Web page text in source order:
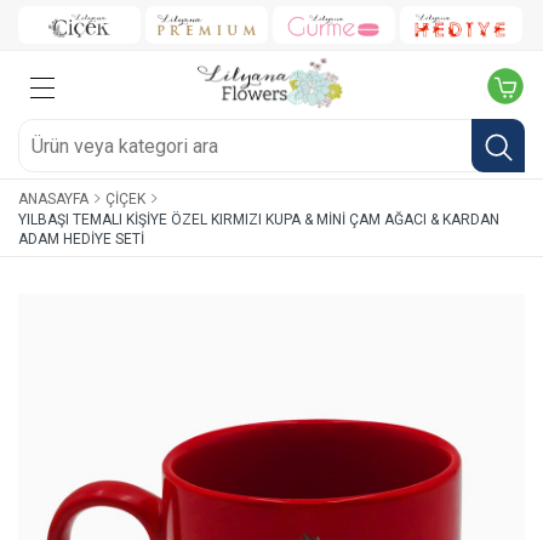
ANASAYFA
ÇIÇEK
YILBAŞI TEMALI KIŞIYE ÖZEL KIRMIZI KUPA & MINI ÇAM AĞACI & KARDAN
ADAM HEDIYE SETI